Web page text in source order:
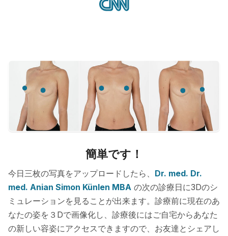
簡単です！
今日三枚の写真をアップロードしたら、 Dr. med. Dr.
med. Anian Simon Künlen MBA の次の診療日に3Dのシ
ミュレーションを見ることが出来ます。診療前に現在のあ
なたの姿を３Dで画像化し、診療後にはご自宅からあなた
の新しい容姿にアクセスできますので、お友達とシェアし